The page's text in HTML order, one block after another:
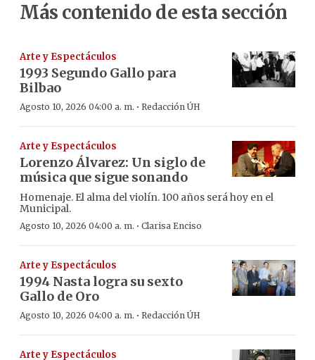
Más contenido de esta sección
Arte y Espectáculos
1993 Segundo Gallo para
Bilbao
Agosto 10, 2026 04:00 a. m. · Redacción ÚH
Arte y Espectáculos
Lorenzo Álvarez: Un siglo de
música que sigue sonando
Homenaje. El alma del violín. 100 años será hoy en el
Municipal.
Agosto 10, 2026 04:00 a. m. · Clarisa Enciso
Arte y Espectáculos
1994 Nasta logra su sexto
Gallo de Oro
Agosto 10, 2026 04:00 a. m. · Redacción ÚH
Arte y Espectáculos